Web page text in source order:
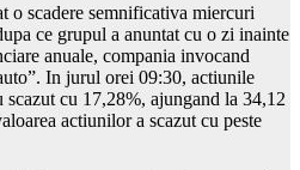
o scadere semnificativa miercuri
ce grupul a anuntat cu o zi inainte
anuale, compania invocand
In jurul orei 09:30, actiunile
cu 17,28%, ajungand la 34,12
actiunilor a scazut cu peste